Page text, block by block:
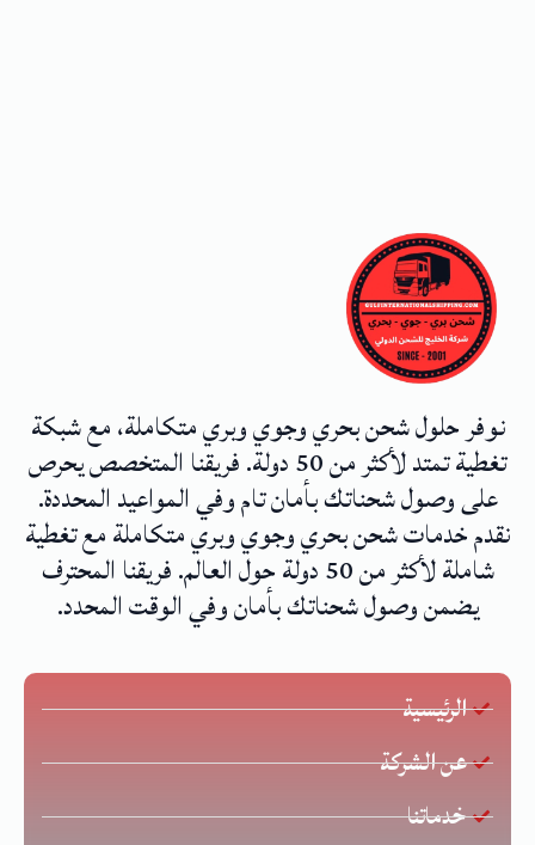
نوفر حلول شحن بحري وجوي وبري متكاملة، مع شبكة
تغطية تمتد لأكثر من 50 دولة. فريقنا المتخصص يحرص
على وصول شحناتك بأمان تام وفي المواعيد المحددة.
نقدم خدمات شحن بحري وجوي وبري متكاملة مع تغطية
شاملة لأكثر من 50 دولة حول العالم. فريقنا المحترف
يضمن وصول شحناتك بأمان وفي الوقت المحدد.
الرئيسية
عن الشركة
خدماتنا